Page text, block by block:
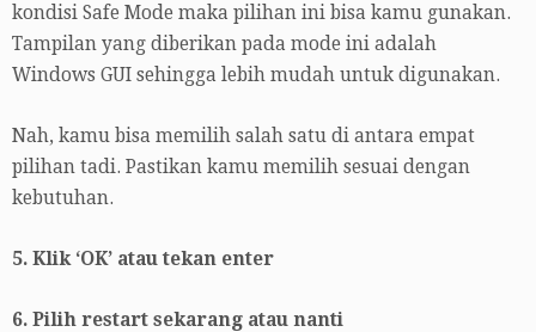
kondisi Safe Mode maka pilihan ini bisa kamu gunakan.
Tampilan yang diberikan pada mode ini adalah
Windows GUI sehingga lebih mudah untuk digunakan.
Nah, kamu bisa memilih salah satu di antara empat
pilihan tadi. Pastikan kamu memilih sesuai dengan
kebutuhan.
5. Klik ‘OK’ atau tekan enter
6. Pilih restart sekarang atau nanti